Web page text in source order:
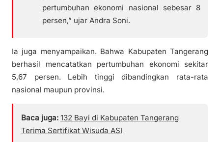
pertumbuhan ekonomi nasional sebesar 8
persen,” ujar Andra Soni.
Ia juga menyampaikan. Bahwa Kabupaten Tangerang
berhasil mencatatkan pertumbuhan ekonomi sekitar
5,67 persen. Lebih tinggi dibandingkan rata-rata
nasional maupun provinsi.
Baca juga: 132 Bayi di Kabupaten Tangerang
Terima Sertifikat Wisuda ASI